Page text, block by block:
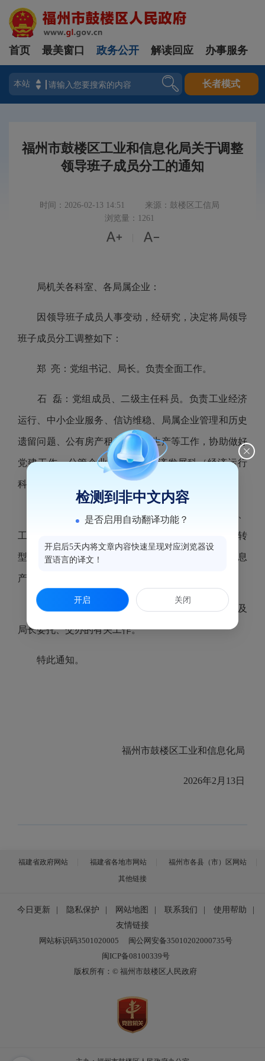
登录
首页 最美窗口 政务公开 解读回应 办事服务
长者模式
福州市鼓楼区工业和信息化局关于调整
领导班子成员分工的通知
时间：2026-02-13 14:51
来源：鼓楼区工信局
浏览量：1261
 
局机关各科室、各局属企业：
因领导班子成员人事变动，经研究，决定将局领导
班子成员分工调整如下：
郑 亮：党组书记、局长。负责全面工作。
石 磊：党组成员、二级主任科员。负责工业经济
运行、中小企业服务、信访维稳、局属企业管理和历史
遗留问题、公有房产租赁、安全生产等工作，协助做好
党建工作。分管企业服务科、经济发展科（经济运行
科）。
林 青：副局长、三级主任科员。负责办公综合、
工业投资、民企对接、产业人才、软件信息、数字化转
型、行政审批等工作。分管办公室、经济发展科（信息
产业科、行政审批科）。
除以上分工外，局领导班子还承担区委、区政府及
局长委托、交办的有关工作。
特此通知。
福州市鼓楼区工业和信息化局
2026年2月13日
福建省政府网站 福建省各地市网站
福州市各县（市）区网站
其他链接
今日更新 隐私保护 网站地图 联系我们 使用帮助
友情链接
网站标识码3501020005
闽公网安备35010202000735号
闽ICP备08100339号
版权所有：© 福州市鼓楼区人民政府
检测到非中文内容
是否启用自动翻译功能？
开启后5天内将文章内容快速呈现对应浏览器设
置语言的译文！
开启 关闭